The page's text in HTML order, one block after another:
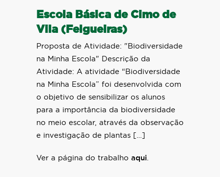
Escola Básica de Cimo de
Vila (Felgueiras)
Proposta de Atividade: "Biodiversidade
na Minha Escola" Descrição da
Atividade: A atividade “Biodiversidade
na Minha Escola” foi desenvolvida com
o objetivo de sensibilizar os alunos
para a importância da biodiversidade
no meio escolar, através da observação
e investigação de plantas […]
Ver a página do trabalho aqui.